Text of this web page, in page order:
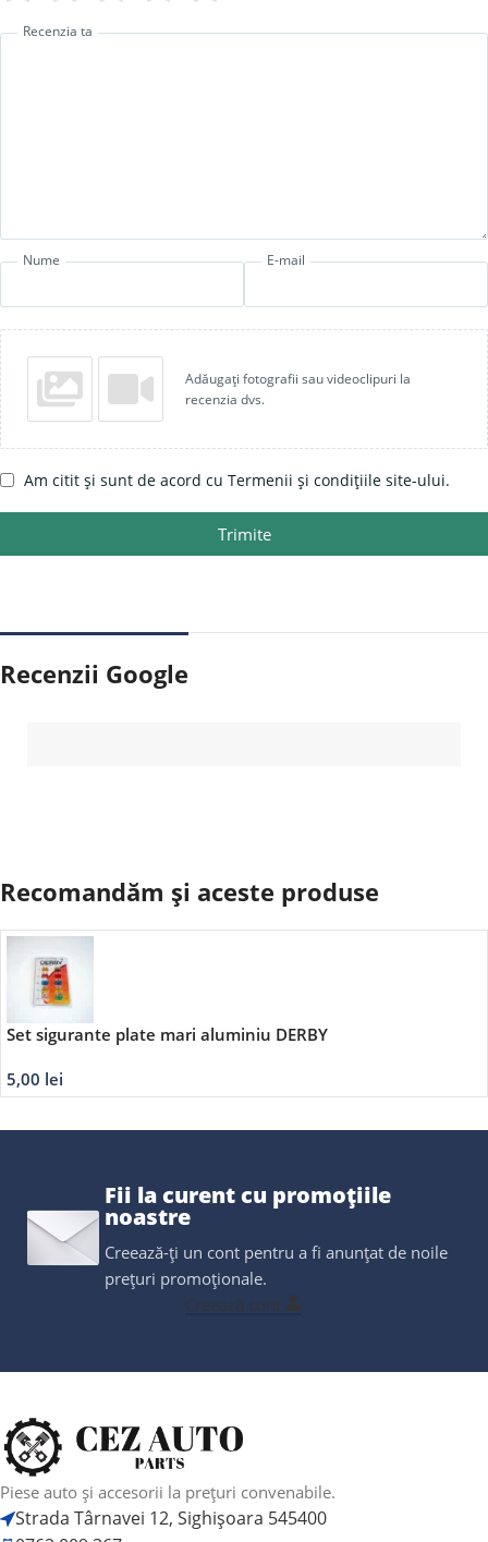
Recenzia ta
Nume E-mail
Adăugați fotografii sau videoclipuri la
recenzia dvs.
Am citit și sunt de acord cu Termenii și condițiile site-ului.
Trimite
Recenzii Google
Recomandăm și aceste produse
Set sigurante plate mari aluminiu DERBY
5,00 lei
Fii la curent cu promoțiile
noastre
Creează-ți un cont pentru a fi anunțat de noile
prețuri promoționale.
Creează cont
Piese auto și accesorii la prețuri convenabile.
Strada Târnavei 12, Sighișoara 545400